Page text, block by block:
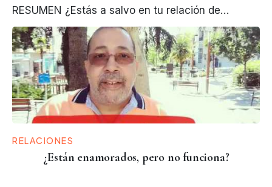
RESUMEN ¿Estás a salvo en tu relación de…
RELACIONES
¿Están enamorados, pero no funciona?